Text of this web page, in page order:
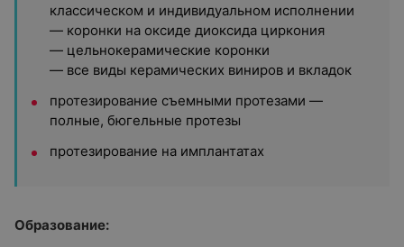
классическом и индивидуальном исполнении
— коронки на оксиде диоксида циркония
— цельнокерамические коронки
— все виды керамических виниров и вкладок
протезирование съемными протезами —
полные, бюгельные протезы
протезирование на имплантатах
Образование: